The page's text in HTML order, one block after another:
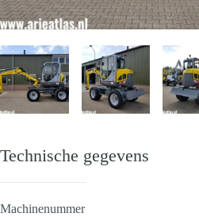
Technische gegevens
Machinenummer